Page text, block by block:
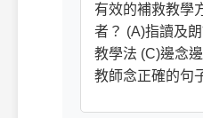
有效的補救教學
者？ (A)指讀及
教學法 (C)邊念
教師念正確的句